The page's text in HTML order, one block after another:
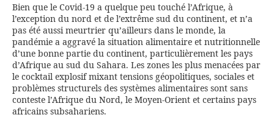
Bien que le Covid-19 a quelque peu touché l’Afrique, à
l’exception du nord et de l’extrême sud du continent, et n’a
pas été aussi meurtrier qu’ailleurs dans le monde, la
pandémie a aggravé la situation alimentaire et nutritionnelle
d’une bonne partie du continent, particulièrement les pays
d’Afrique au sud du Sahara. Les zones les plus menacées par
le cocktail explosif mixant tensions géopolitiques, sociales et
problèmes structurels des systèmes alimentaires sont sans
conteste l’Afrique du Nord, le Moyen-Orient et certains pays
africains subsahariens.